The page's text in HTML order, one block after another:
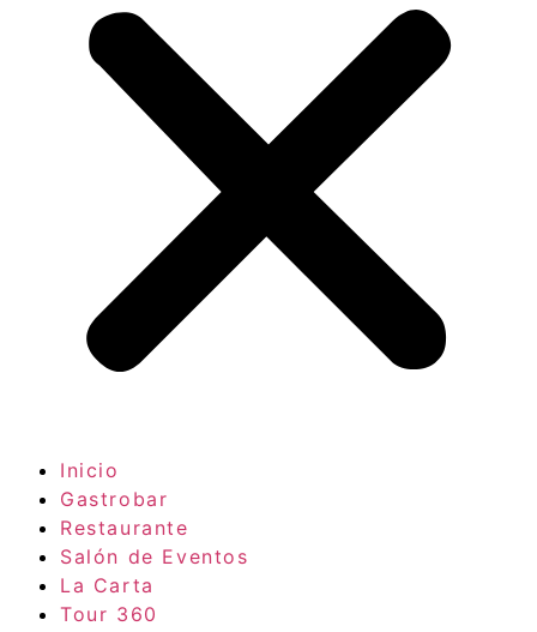
Inicio
Gastrobar
Restaurante
Salón de Eventos
La Carta
Tour 360